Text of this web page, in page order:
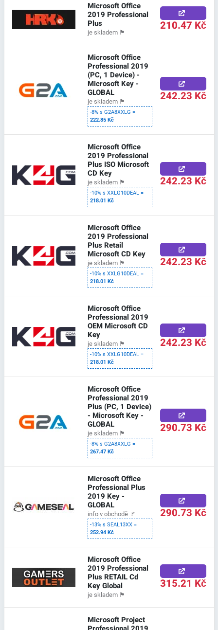
Microsoft Office
2019 Professional
Plus
je skladem 🏴 210.47 Kč
Microsoft Office
Professional 2019
(PC, 1 Device) -
Microsoft Key -
GLOBAL
je skladem 🏴
-8% s G2A8XXLG =
222.85 Kč
242.23 Kč
Microsoft Office
2019 Professional
Plus ISO Microsoft
CD Key
je skladem 🏴
-10% s XXLG10DEAL =
218.01 Kč
242.23 Kč
Microsoft Office
2019 Professional
Plus Retail
Microsoft CD Key
je skladem 🏴
-10% s XXLG10DEAL =
218.01 Kč
242.23 Kč
Microsoft Office
Professional 2019
OEM Microsoft CD
Key
je skladem 🏴
-10% s XXLG10DEAL =
218.01 Kč
242.23 Kč
Microsoft Office
Professional 2019
Plus (PC, 1 Device)
- Microsoft Key -
GLOBAL
je skladem 🏴
-8% s G2A8XXLG =
267.47 Kč
290.73 Kč
Microsoft Office
Professional Plus
2019 Key -
GLOBAL
info v obchodě 🚩
-13% s SEAL13XX =
252.94 Kč
290.73 Kč
Microsoft Office
2019 Professional
Plus RETAIL Cd
Key Global
je skladem 🏴
315.21 Kč
Microsoft Project